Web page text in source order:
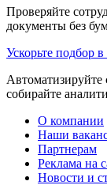
Проверяйте
документы без
Ускорьте подбор
Автоматизируйте
собирайте
О компании
Наши
Партнерам
Реклама на
Новости и